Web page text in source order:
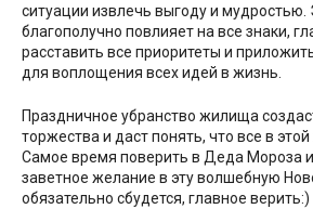
ситуации извлечь выгоду и мудростью.
благополучно повлияет на все знаки,
расставить все приоритеты и
для воплощения всех идей в жизнь.
Праздничное убранство жилища
торжества и даст понять, что все в
Самое время поверить в Деда Мороза
заветное желание в эту волшебную
обязательно сбудется, главное верить:)